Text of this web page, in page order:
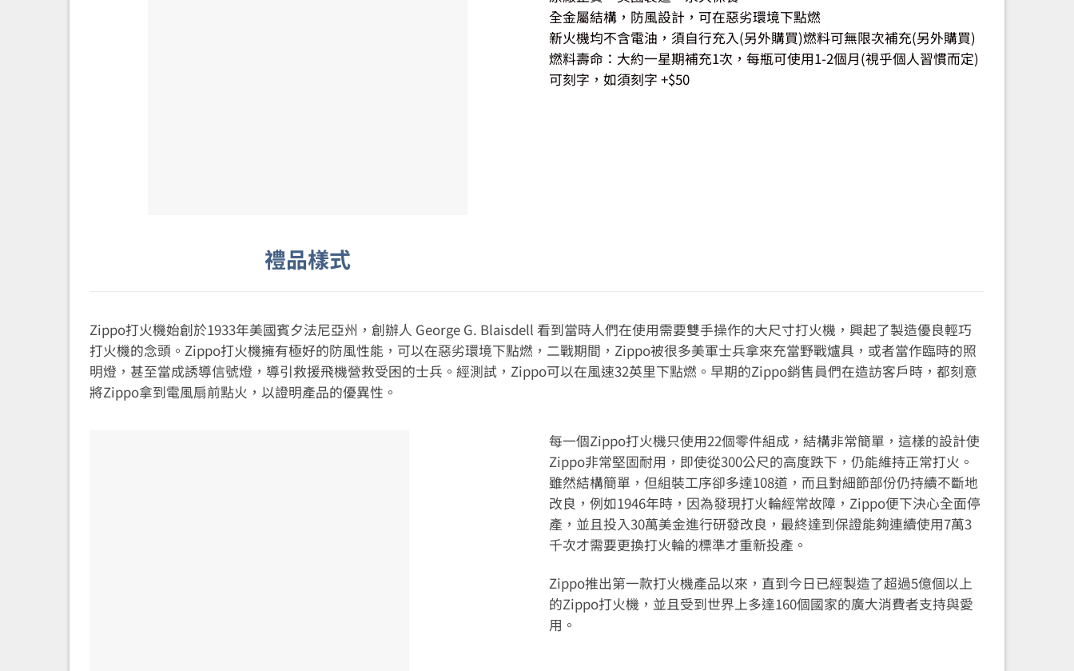
禮品樣式
全金屬結構，防風設計，可在惡劣環境下點燃
新火機均不含電油，須自行充入(另外購買)燃料可無限次補充(另外購買)
燃料壽命：大約一星期補充1次，每瓶可使用1-2個月(視乎個人習慣而定)
可刻字，如須刻字 +$50
Zippo打火機始創於1933年美國賓夕法尼亞州，創辦人 George G. Blaisdell 看到當時人們在使用需要雙手操作的大尺寸打火機，興起了製造優良輕巧
打火機的念頭。Zippo打火機擁有極好的防風性能，可以在惡劣環境下點燃，二戰期間，Zippo被很多美軍士兵拿來充當野戰爐具，或者當作臨時的照
明燈，甚至當成誘導信號燈，導引救援飛機營救受困的士兵。經測試，Zippo可以在風速32英里下點燃。早期的Zippo銷售員們在造訪客戶時，都刻意
將Zippo拿到電風扇前點火，以證明產品的優異性。
每一個Zippo打火機只使用22個零件組成，結構非常簡單，這樣的設計使
Zippo非常堅固耐用，即使從300公尺的高度跌下，仍能維持正常打火。
雖然結構簡單，但組裝工序卻多達108道，而且對細節部份仍持續不斷地
改良，例如1946年時，因為發現打火輪經常故障，Zippo便下決心全面停
產，並且投入30萬美金進行研發改良，最終達到保證能夠連續使用7萬3
千次才需要更換打火輪的標準才重新投產。
Zippo推出第一款打火機產品以來，直到今日已經製造了超過5億個以上
的Zippo打火機，並且受到世界上多達160個國家的廣大消費者支持與愛
用。